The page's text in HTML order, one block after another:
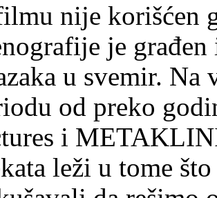
nije korišćen
je građen
u svemir.
od preko
i
leži u tome